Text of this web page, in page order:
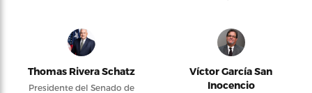
Thomas Rivera Schatz
Presidente del Senado de
Víctor García San
Inocencio